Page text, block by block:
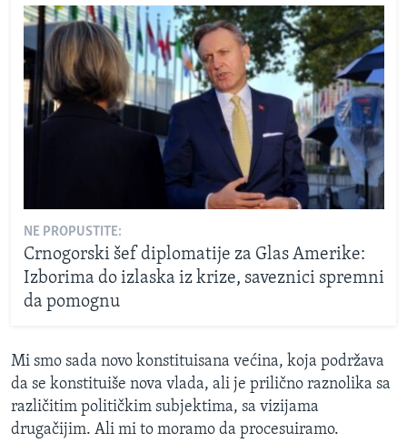
NE PROPUSTITE:
Crnogorski šef diplomatije za Glas Amerike:
Izborima do izlaska iz krize, saveznici spremni
da pomognu
Mi smo sada novo konstituisana većina, koja podržava
da se konstituiše nova vlada, ali je prilično raznolika sa
različitim političkim subjektima, sa vizijama
drugačijim. Ali mi to moramo da procesuiramo.